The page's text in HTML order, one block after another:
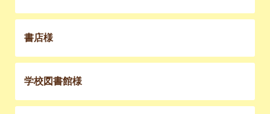
書店様
学校図書館様